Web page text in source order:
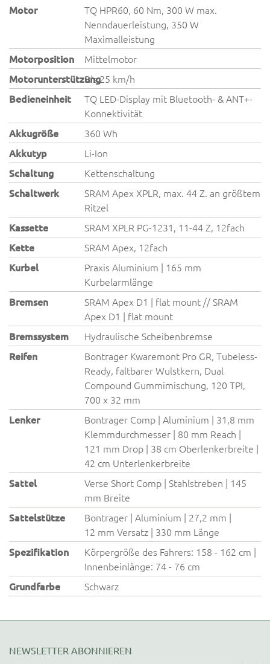
Motor
TQ HPR60, 60 Nm, 300 W max.
Nenndauerleistung, 350 W
Maximalleistung
Motorposition
Mittelmotor
MotorunterstützungBis 25 km/h
Bedieneinheit
TQ LED-Display mit Bluetooth- & ANT+-
Konnektivität
Akkugröße
360 Wh
Akkutyp
Li-Ion
Schaltung
Kettenschaltung
Schaltwerk
SRAM Apex XPLR, max. 44 Z. an größtem
Ritzel
Kassette
SRAM XPLR PG-1231, 11-44 Z, 12fach
Kette
SRAM Apex, 12fach
Kurbel
Praxis Aluminium | 165 mm
Kurbelarmlänge
Bremsen
SRAM Apex D1 | flat mount // SRAM
Apex D1 | flat mount
Bremssystem
Hydraulische Scheibenbremse
Reifen
Bontrager Kwaremont Pro GR, Tubeless-
Ready, faltbarer Wulstkern, Dual
Compound Gummimischung, 120 TPI,
700 x 32 mm
Lenker
Bontrager Comp | Aluminium | 31,8 mm
Klemmdurchmesser | 80 mm Reach |
121 mm Drop | 38 cm Oberlenkerbreite |
42 cm Unterlenkerbreite
Sattel
Verse Short Comp | Stahlstreben | 145
mm Breite
Sattelstütze
Bontrager | Aluminium | 27,2 mm |
12 mm Versatz | 330 mm Länge
Spezifikation
Körpergröße des Fahrers: 158 - 162 cm |
Innenbeinlänge: 74 - 76 cm
Grundfarbe
Schwarz
NEWSLETTER ABONNIEREN